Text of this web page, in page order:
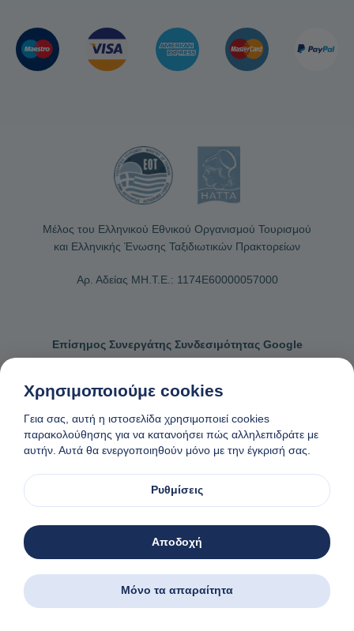
Μέλος του Ελληνικού Εθνικού Οργανισμού Τουρισμού
και Ελληνικής Ένωσης Ταξιδιωτικών Πρακτορείων
Αρ. Αδείας ΜΗ.Τ.Ε.: 1174Ε60000057000
Επίσημος Συνεργάτης Συνδεσιμότητας Google
Things to do
Επικοινωνήστε μαζί μας Γενικοί όροι κρατήσεων
Πολιτική απορρήτου και cookies
Αίτημα αφαίρεσης δεδομένων Φτιαγμένο❤στη Νάξο, Ελλάδα
© 1982-2026. Zas Travel OE. Ολα τα δικαιώματα διατηρούνται
Χρησιμοποιούμε cookies
Γεια σας, αυτή η ιστοσελίδα χρησιμοποιεί cookies
παρακολούθησης για να κατανοήσει πώς αλληλεπιδράτε με
αυτήν. Αυτά θα ενεργοποιηθούν μόνο με την έγκρισή σας.
Ρυθμίσεις
Αποδοχή
Μόνο τα απαραίτητα